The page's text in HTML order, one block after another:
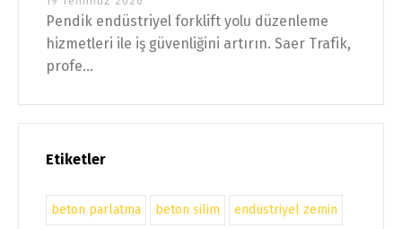
Pendik endüstriyel forklift yolu düzenleme
hizmetleri ile iş güvenliğini artırın. Saer Trafik,
profe...
Etiketler
beton parlatma beton silim endüstriyel zemin